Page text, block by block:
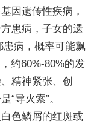
因遗传性疾病，
患病，子女的遗
患病，概率可能飙
约60%-80%的发
精神紧张、创
“导火索”。
色鳞屑的红斑或